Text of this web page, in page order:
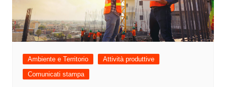
Ambiente e Territorio
Attività produttive
Comunicati stampa